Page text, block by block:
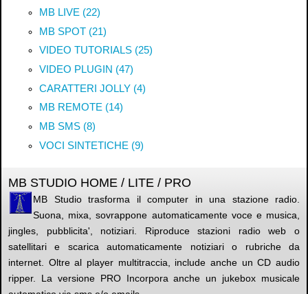
MB LIVE (22)
MB SPOT (21)
VIDEO TUTORIALS (25)
VIDEO PLUGIN (47)
CARATTERI JOLLY (4)
MB REMOTE (14)
MB SMS (8)
VOCI SINTETICHE (9)
MB STUDIO HOME / LITE / PRO
MB Studio trasforma il computer in una stazione radio.
Suona, mixa, sovrappone automaticamente voce e musica,
jingles, pubblicita', notiziari. Riproduce stazioni radio web o
satellitari e scarica automaticamente notiziari o rubriche da
internet. Oltre al player multitraccia, include anche un CD audio
ripper. La versione PRO Incorpora anche un jukebox musicale